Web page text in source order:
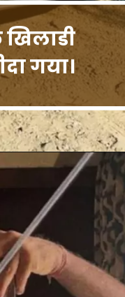
को करोड़ों में खरीदा गया।